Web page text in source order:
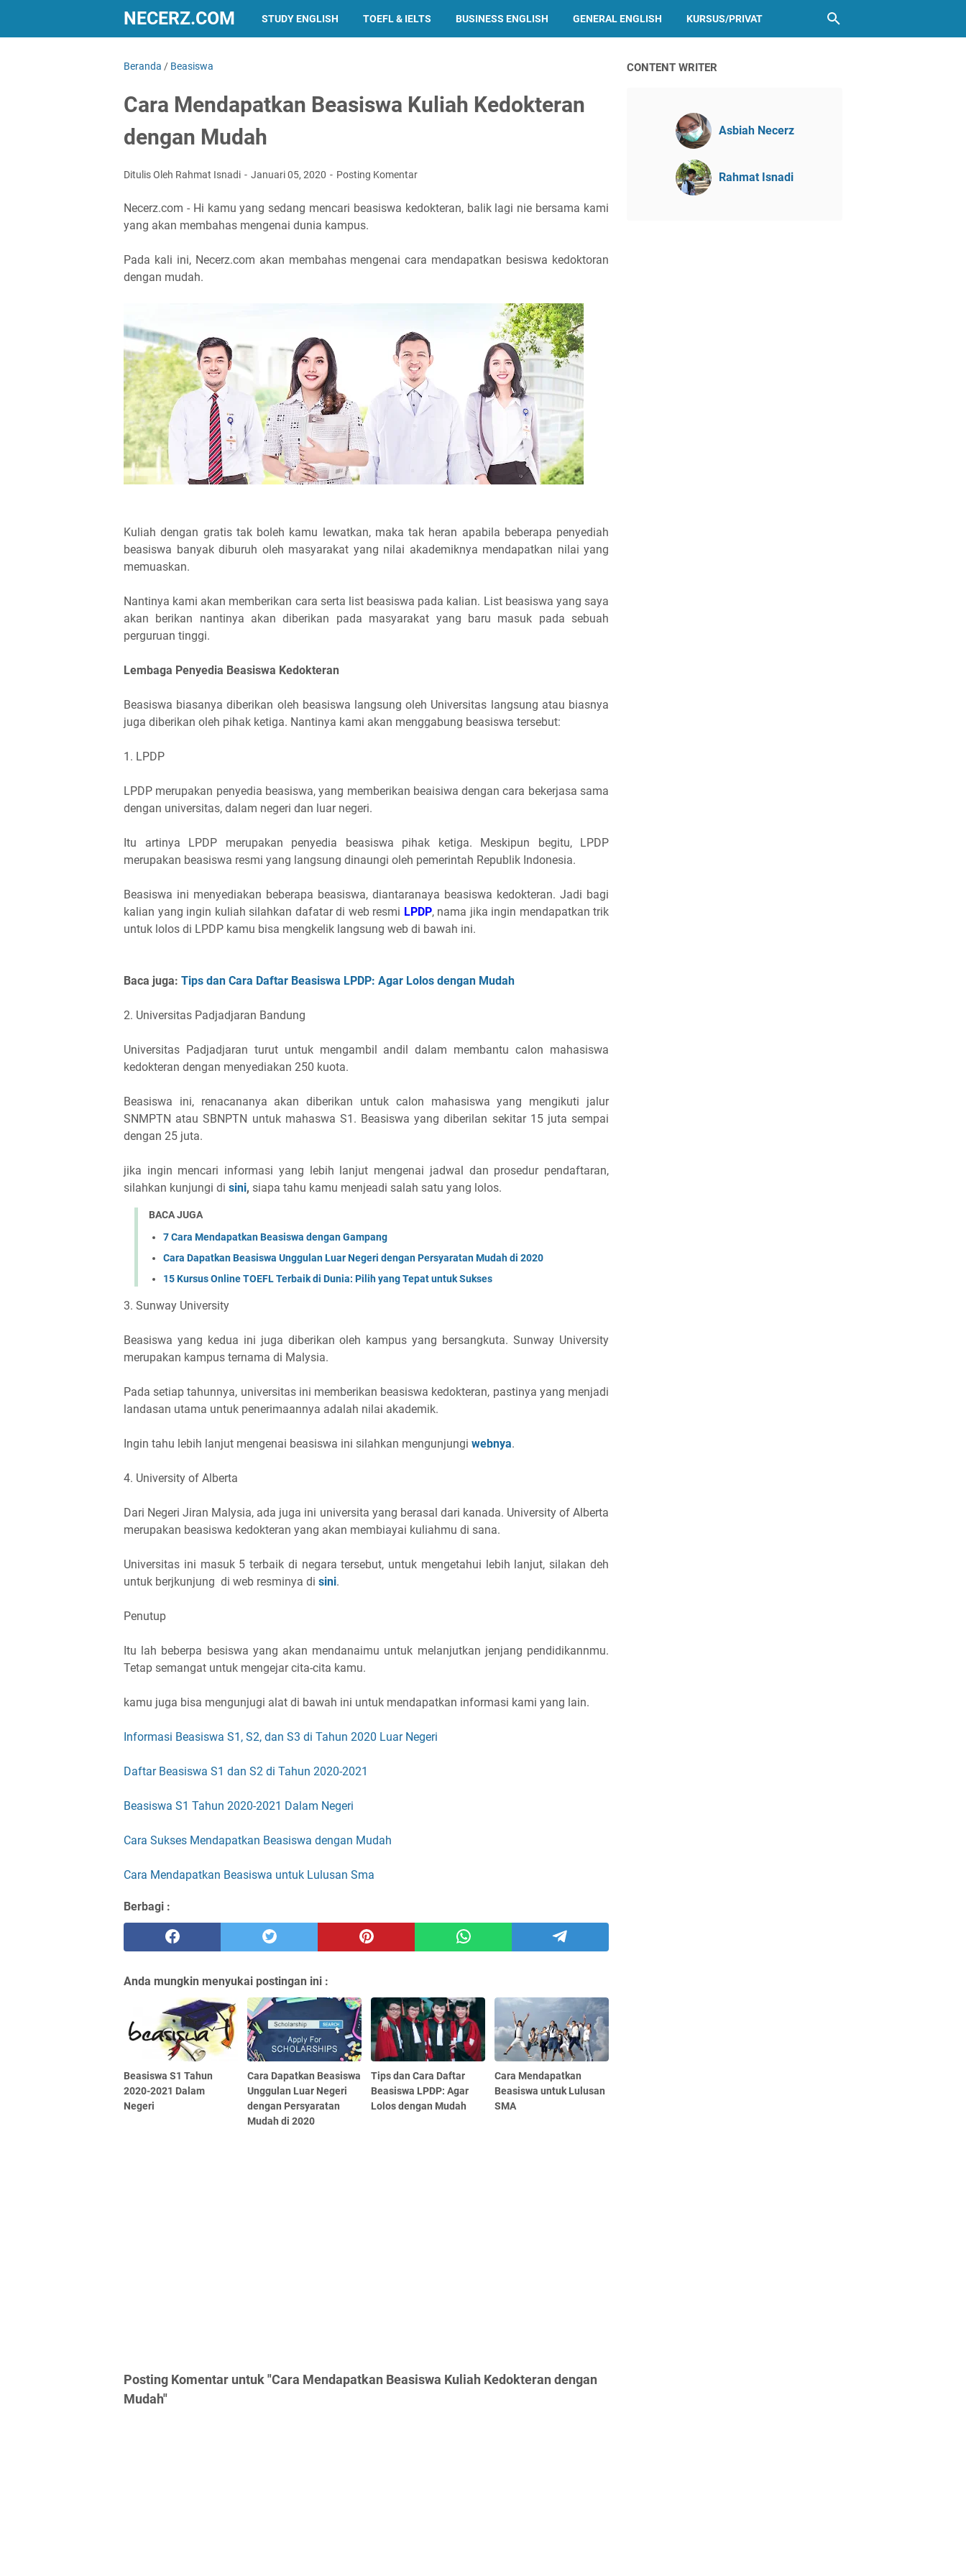
NECERZ.COM STUDY ENGLISH TOEFL & IELTS BUSINESS ENGLISH GENERAL ENGLISH KURSUS/PRIVAT
Beranda / Beasiswa
Cara Mendapatkan Beasiswa Kuliah Kedokteran
dengan Mudah
Ditulis Oleh Rahmat Isnadi Januari 05, 2020 Posting Komentar
Necerz.com - Hi kamu yang sedang mencari beasiswa kedokteran, balik lagi nie bersama kami
yang akan membahas mengenai dunia kampus.
Pada kali ini, Necerz.com akan membahas mengenai cara mendapatkan besiswa kedoktoran
dengan mudah.
Kuliah dengan gratis tak boleh kamu lewatkan, maka tak heran apabila beberapa penyediah
beasiswa banyak diburuh oleh masyarakat yang nilai akademiknya mendapatkan nilai yang
memuaskan.
Nantinya kami akan memberikan cara serta list beasiswa pada kalian. List beasiswa yang saya
akan berikan nantinya akan diberikan pada masyarakat yang baru masuk pada sebuah
perguruan tinggi.
Lembaga Penyedia Beasiswa Kedokteran
Beasiswa biasanya diberikan oleh beasiswa langsung oleh Universitas langsung atau biasnya
juga diberikan oleh pihak ketiga. Nantinya kami akan menggabung beasiswa tersebut:
1. LPDP
LPDP merupakan penyedia beasiswa, yang memberikan beaisiwa dengan cara bekerjasa sama
dengan universitas, dalam negeri dan luar negeri.
Itu artinya LPDP merupakan penyedia beasiswa pihak ketiga. Meskipun begitu, LPDP
merupakan beasiswa resmi yang langsung dinaungi oleh pemerintah Republik Indonesia.
Beasiswa ini menyediakan beberapa beasiswa, diantaranaya beasiswa kedokteran. Jadi bagi
kalian yang ingin kuliah silahkan dafatar di web resmi LPDP, nama jika ingin mendapatkan trik
untuk lolos di LPDP kamu bisa mengkelik langsung web di bawah ini.
Baca juga: Tips dan Cara Daftar Beasiswa LPDP: Agar Lolos dengan Mudah
2. Universitas Padjadjaran Bandung
Universitas Padjadjaran turut untuk mengambil andil dalam membantu calon mahasiswa
kedokteran dengan menyediakan 250 kuota.
Beasiswa ini, renacananya akan diberikan untuk calon mahasiswa yang mengikuti jalur
SNMPTN atau SBNPTN untuk mahaswa S1. Beasiswa yang diberilan sekitar 15 juta sempai
dengan 25 juta.
jika ingin mencari informasi yang lebih lanjut mengenai jadwal dan prosedur pendaftaran,
silahkan kunjungi di sini, siapa tahu kamu menjeadi salah satu yang lolos.
BACA JUGA
7 Cara Mendapatkan Beasiswa dengan Gampang
Cara Dapatkan Beasiswa Unggulan Luar Negeri dengan Persyaratan Mudah di 2020
15 Kursus Online TOEFL Terbaik di Dunia: Pilih yang Tepat untuk Sukses
3. Sunway University
Beasiswa yang kedua ini juga diberikan oleh kampus yang bersangkuta. Sunway University
merupakan kampus ternama di Malysia.
Pada setiap tahunnya, universitas ini memberikan beasiswa kedokteran, pastinya yang menjadi
landasan utama untuk penerimaannya adalah nilai akademik.
Ingin tahu lebih lanjut mengenai beasiswa ini silahkan mengunjungi webnya.
4. University of Alberta
Dari Negeri Jiran Malysia, ada juga ini universita yang berasal dari kanada. University of Alberta
merupakan beasiswa kedokteran yang akan membiayai kuliahmu di sana.
Universitas ini masuk 5 terbaik di negara tersebut, untuk mengetahui lebih lanjut, silakan deh
untuk berjkunjung di web resminya di sini.
Penutup
Itu lah beberpa besiswa yang akan mendanaimu untuk melanjutkan jenjang pendidikannmu.
Tetap semangat untuk mengejar cita-cita kamu.
kamu juga bisa mengunjugi alat di bawah ini untuk mendapatkan informasi kami yang lain.
Informasi Beasiswa S1, S2, dan S3 di Tahun 2020 Luar Negeri
Daftar Beasiswa S1 dan S2 di Tahun 2020-2021
Beasiswa S1 Tahun 2020-2021 Dalam Negeri
Cara Sukses Mendapatkan Beasiswa dengan Mudah
Cara Mendapatkan Beasiswa untuk Lulusan Sma
Berbagi :
Anda mungkin menyukai postingan ini :
Beasiswa S1 Tahun
2020-2021 Dalam
Negeri
Cara Dapatkan Beasiswa
Unggulan Luar Negeri
dengan Persyaratan
Mudah di 2020
Tips dan Cara Daftar
Beasiswa LPDP: Agar
Lolos dengan Mudah
Cara Mendapatkan
Beasiswa untuk Lulusan
SMA
Posting Komentar untuk "Cara Mendapatkan Beasiswa Kuliah Kedokteran dengan
Mudah"
CONTENT WRITER
Asbiah Necerz
Rahmat Isnadi